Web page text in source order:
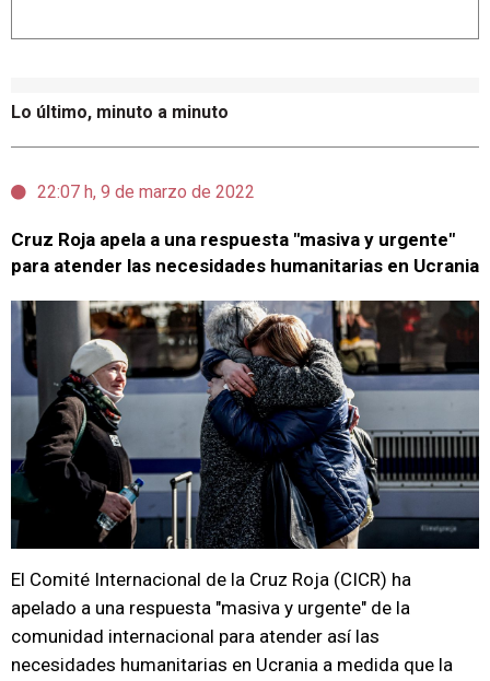
Lo último, minuto a minuto
22:07 h, 9 de marzo de 2022
Cruz Roja apela a una respuesta "masiva y urgente"
para atender las necesidades humanitarias en Ucrania
El Comité Internacional de la Cruz Roja (CICR) ha
apelado a una respuesta "masiva y urgente" de la
comunidad internacional para atender así las
necesidades humanitarias en Ucrania a medida que la